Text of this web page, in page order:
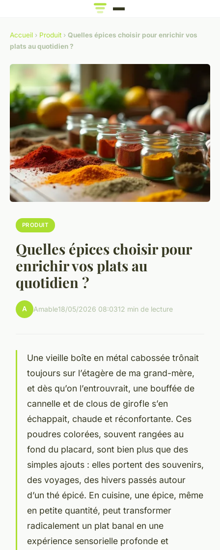
Accueil › Produit › Quelles épices choisir pour enrichir vos
plats au quotidien ?
PRODUIT
Quelles épices choisir pour
enrichir vos plats au
quotidien ?
A Amable18/05/2026 08:0312 min de lecture
Une vieille boîte en métal cabossée trônait
toujours sur l’étagère de ma grand-mère,
et dès qu’on l’entrouvrait, une bouffée de
cannelle et de clous de girofle s’en
échappait, chaude et réconfortante. Ces
poudres colorées, souvent rangées au
fond du placard, sont bien plus que des
simples ajouts : elles portent des souvenirs,
des voyages, des hivers passés autour
d’un thé épicé. En cuisine, une épice, même
en petite quantité, peut transformer
radicalement un plat banal en une
expérience sensorielle profonde et